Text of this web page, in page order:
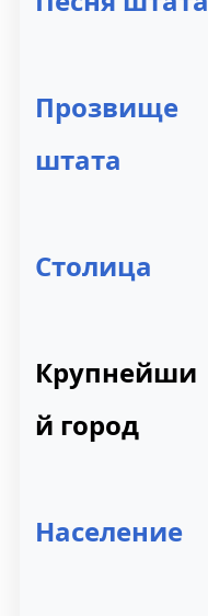
Прозвище
штата
Столица
Крупнейши
й город
Население